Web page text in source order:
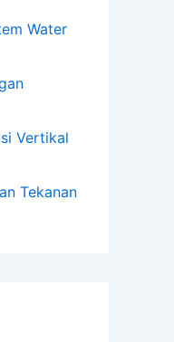
Water
Vertikal
Tekanan